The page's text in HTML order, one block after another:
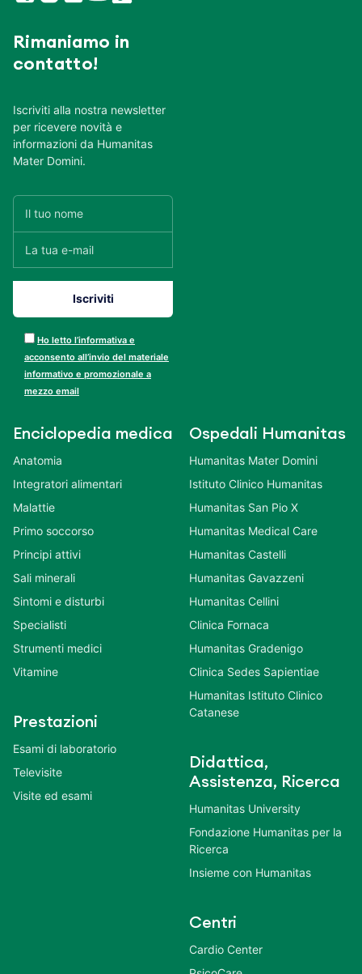
Rimaniamo in
contatto!
Iscriviti alla nostra newsletter
per ricevere novità e
informazioni da Humanitas
Mater Domini.
Ho letto l’informativa e
acconsento all’invio del materiale
informativo e promozionale a
mezzo email
Enciclopedia medica
Anatomia
Integratori alimentari
Malattie
Primo soccorso
Principi attivi
Sali minerali
Sintomi e disturbi
Specialisti
Strumenti medici
Vitamine
Prestazioni
Esami di laboratorio
Televisite
Visite ed esami
Ospedali Humanitas
Humanitas Mater Domini
Istituto Clinico Humanitas
Humanitas San Pio X
Humanitas Medical Care
Humanitas Castelli
Humanitas Gavazzeni
Humanitas Cellini
Clinica Fornaca
Humanitas Gradenigo
Clinica Sedes Sapientiae
Humanitas Istituto Clinico
Catanese
Didattica,
Assistenza, Ricerca
Humanitas University
Fondazione Humanitas per la
Ricerca
Insieme con Humanitas
Centri
Cardio Center